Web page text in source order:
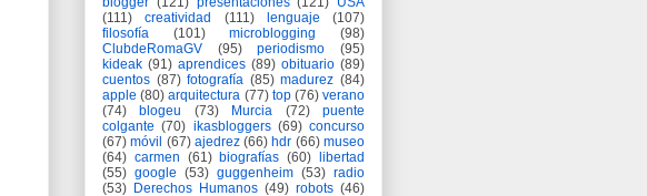
(111)
creatividad (111) lenguaje
(107)
filosofía
(101) microblogging
(98)
ClubdeRomaGV
(95) periodismo
(95)
kideak (91) aprendices (89) obituario (89)
cuentos (87) fotografía (85) madurez (84)
apple (80) arquitectura (77) top (76) verano
(74)
blogeu (73) Murcia (72)
puente
colgante (70) ikasbloggers (69) concurso
(67) móvil (67) ajedrez (66) hdr (66) museo
(64) carmen (61) biografías (60)
libertad
(55) google (53) guggenheim (53) radio
(53) Derechos Humanos (49) robots (46)